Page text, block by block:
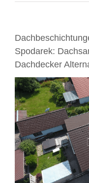
Spodarek:
Dachdecker